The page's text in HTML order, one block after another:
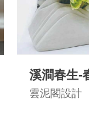
溪澗春生-
雲泥閣設計